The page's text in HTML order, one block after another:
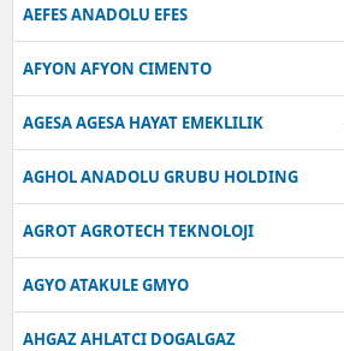
AEFES ANADOLU EFES
AFYON AFYON CIMENTO
AGESA AGESA HAYAT EMEKLILIK
AGHOL ANADOLU GRUBU HOLDING
AGROT AGROTECH TEKNOLOJI
AGYO ATAKULE GMYO
AHGAZ AHLATCI DOGALGAZ